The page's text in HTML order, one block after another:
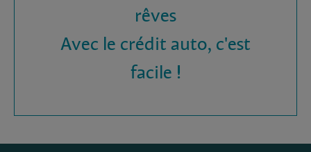
rêves
Avec le crédit auto, c'est
facile !